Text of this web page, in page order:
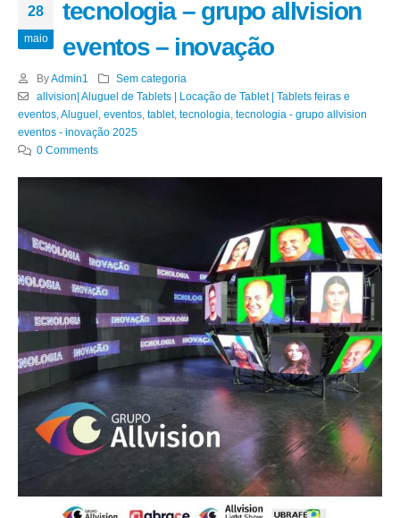
28
maio
tecnologia – grupo allvision
eventos – inovação
ByAdmin1
Sem categoria
allvision| Aluguel de Tablets | Locação de Tablet | Tablets feiras e
eventos Aluguel eventos tablet, tecnologia tecnologia - grupo allvision
eventos - inovação 2025
0 Comments